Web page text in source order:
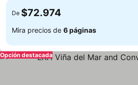
De $72.974
Mira precios de 6 páginas
Opción destacada